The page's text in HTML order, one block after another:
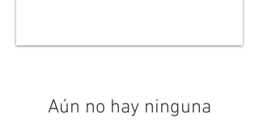
Aún no hay ninguna